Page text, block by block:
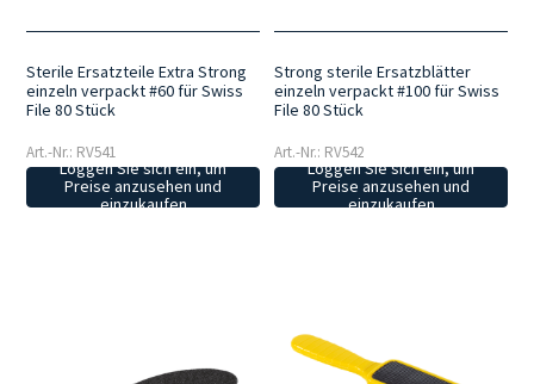
Sterile Ersatzteile Extra Strong
einzeln verpackt #60 für Swiss
File 80 Stück
Art.-Nr.: RV541
Loggen Sie sich ein, um
Preise anzusehen und
einzukaufen
Strong sterile Ersatzblätter
einzeln verpackt #100 für Swiss
File 80 Stück
Art.-Nr.: RV542
Loggen Sie sich ein, um
Preise anzusehen und
einzukaufen